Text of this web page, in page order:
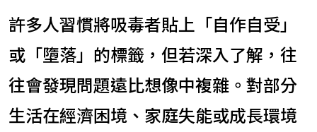
許多人習慣將吸毒者貼上「自作自受」
或「墮落」的標籤，但若深入了解，往
往會發現問題遠比想像中複雜。對部分
生活在經濟困境、家庭失能或成長環境